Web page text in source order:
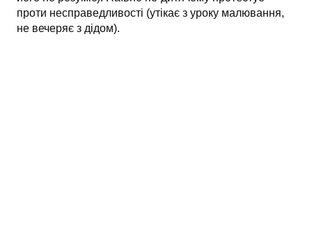
проти несправедливості (утікає з уроку малювання,
не вечеряє з дідом).